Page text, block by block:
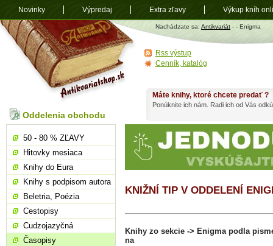
Antikvariát
shop.sk
Nachádzate sa: Antikvariát - - Enigma
KNIŽNÍ TIP V ODDELENÍ
Knihy zo sekcie -> Enigma podla
na
Máte knihy, ktoré chcete predať ?
Ponúknite ich nám. Radi ich od Vás
Oddelenia obchodu
50 - 80 % ZĽAVY
Hitovky mesiaca
Knihy do Eura
Knihy s podpisom autora
Beletria, Poézia
Cestopisy
Cudzojazyčná
Časopisy
Rss výstup
Cenník, katalóg
Novinky Výpredaj Extra zľavy Výkup kníh